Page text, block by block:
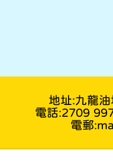
地址:九龍
電話:2709
電郵